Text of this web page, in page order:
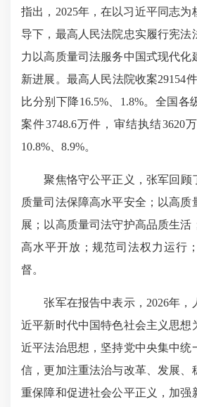
指出，2025年，在以习近平同志为
导下，最高人民法院忠实履行宪法
力以高质量司法服务中国式现代化
新进展。最高人民法院收案29154
比分别下降16.5%、1.8%。全国各
案件3748.6万件，审结执结3620
10.8%、8.9%。
聚焦恪守公平正义，张军回顾
质量司法保障高水平安全；以高质
展；以高质量司法守护高品质生活
高水平开放；规范司法权力运行
督。
张军在报告中表示，2026年，
近平新时代中国特色社会主义思想
近平法治思想，坚持党中央集中统
信，更加注重法治与改革、发展、
重保障和促进社会公平正义，加强